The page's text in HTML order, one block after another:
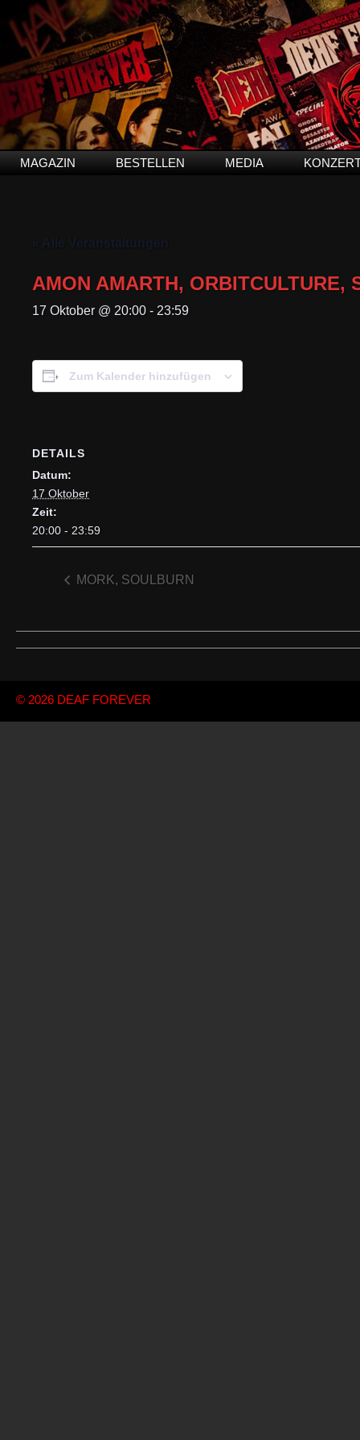
MAGAZIN BESTELLEN MEDIA
« Alle Veranstaltungen
AMON AMARTH, ORBITCULTURE,
17 Oktober @ 20:00 - 23:59
Zum Kalender hinzufügen
DETAILS
Datum:
17 Oktober
Zeit:
20:00 - 23:59
MORK, SOULBURN
© 2026 DEAF FOREVER